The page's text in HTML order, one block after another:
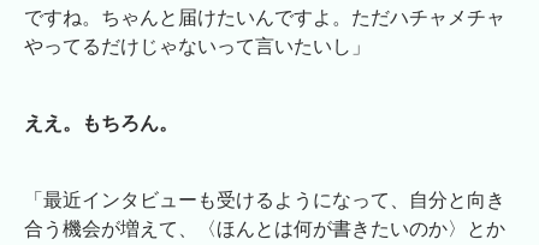
ですね。ちゃんと届けたいんですよ。ただハチャメチャ
やってるだけじゃないって言いたいし」
ええ。もちろん。
「最近インタビューも受けるようになって、自分と向き
合う機会が増えて、〈ほんとは何が書きたいのか〉とか